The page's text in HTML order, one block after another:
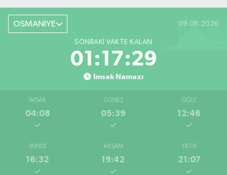
OSMANİYE 09.08.2026
SONRAKI VAKTE KALAN
01:17:28
İmsak Namazı
İMSAK
04:08
GÜNEŞ
05:39
ÖĞLE
12:46
İKINDI
16:32
AKŞAM
19:42
YATSI
21:07